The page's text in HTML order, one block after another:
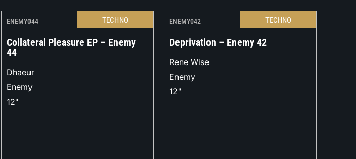
ENEMY044 TECHNO
Collateral Pleasure EP – Enemy
44
Dhaeur
Enemy
12"
ENEMY042 TECHNO
Deprivation – Enemy 42
Rene Wise
Enemy
12"